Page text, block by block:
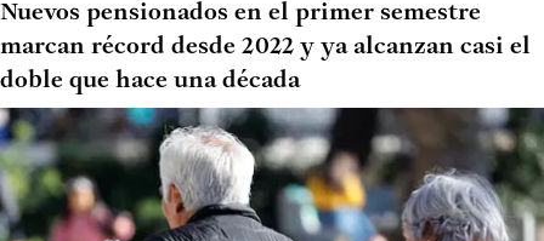
Nuevos pensionados en el primer semestre
marcan récord desde 2022 y ya alcanzan casi el
doble que hace una década